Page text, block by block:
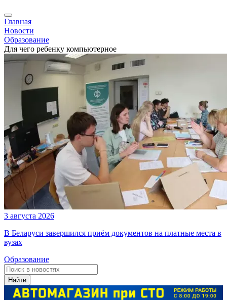
Главная
Новости
Образование
Для чего ребенку компьютерное
3 августа 2026
В Беларуси завершился приём документов на платные места в
вузах
Образование
Найти